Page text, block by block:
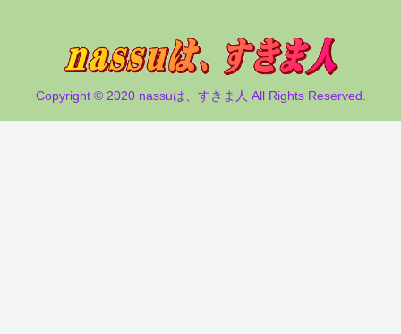
Copyright © 2020 nassuは、すきま人 All Rights Reserved.